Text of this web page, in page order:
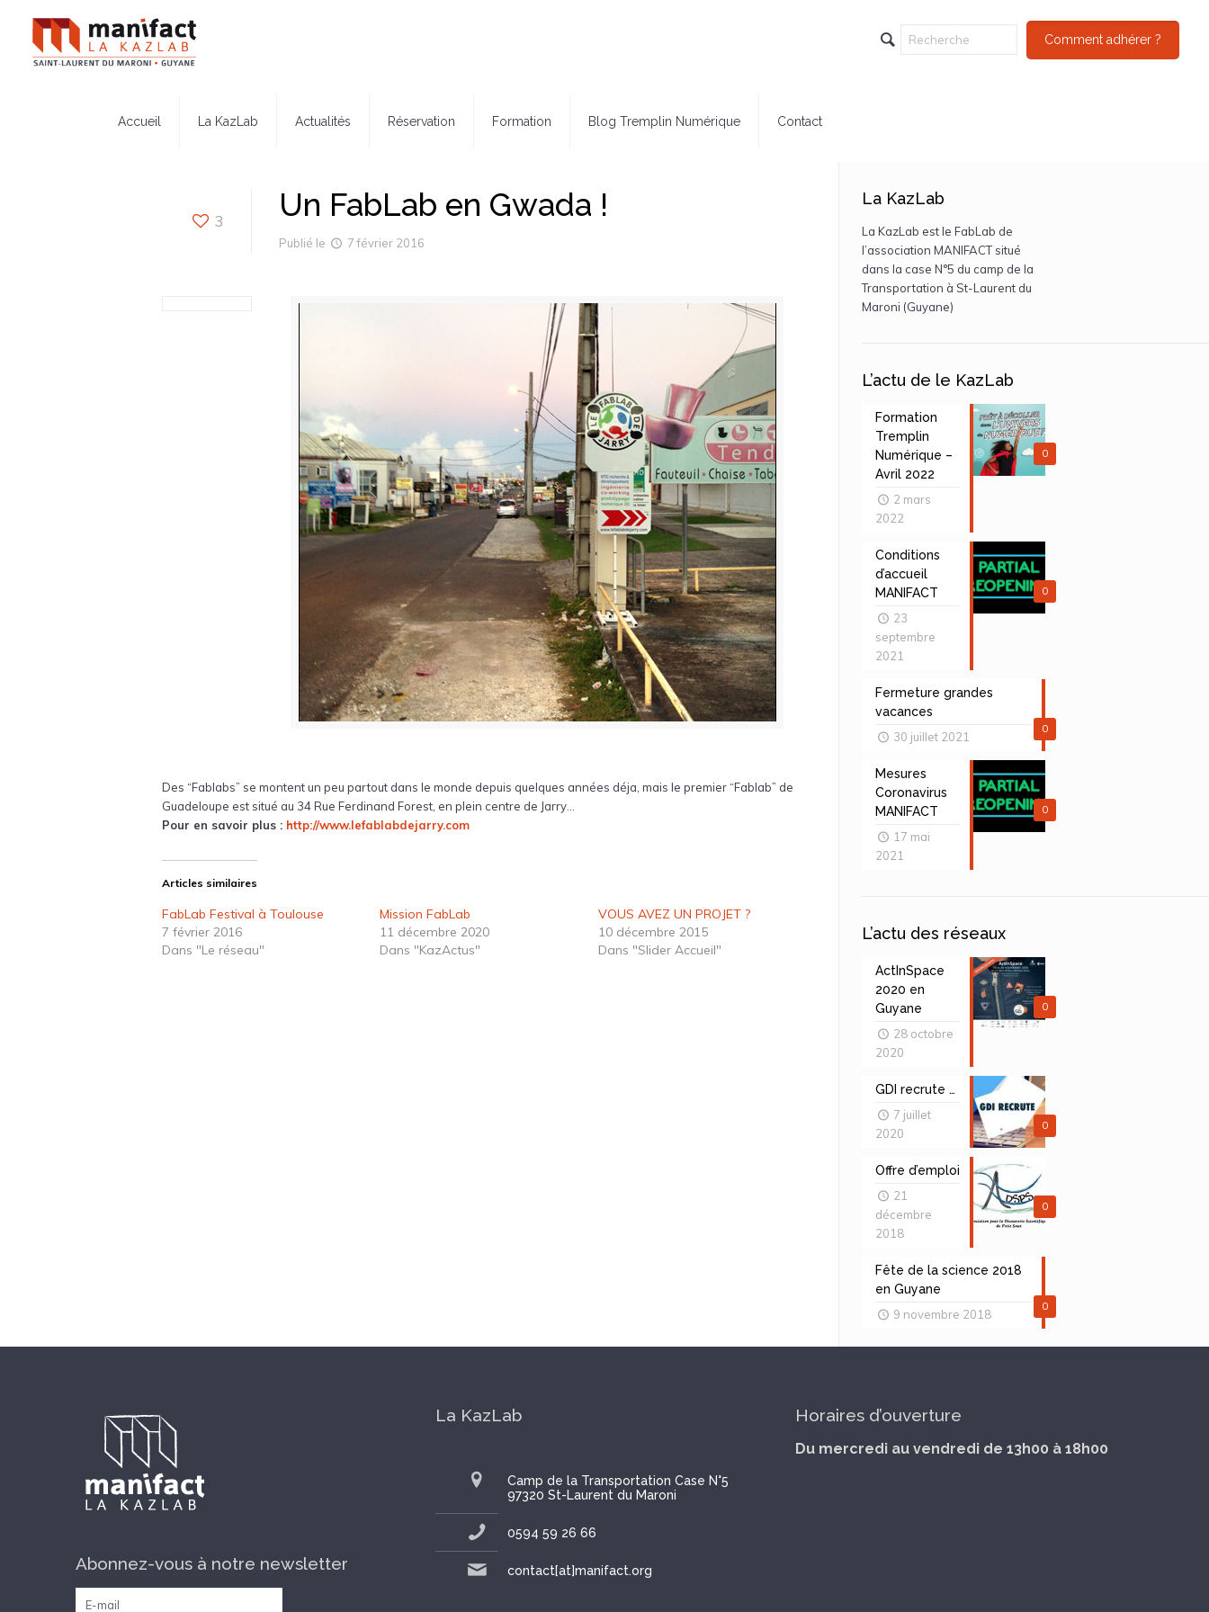
Accueil La KazLab Actualités Réservation Formation Blog Tremplin Numérique Contact
Comment adhérer ?
3 Un FabLab en Gwada !
Publié le 7 février 2016
Des “Fablabs” se montent un peu partout dans le monde depuis quelques années déja, mais le premier “Fablab” de
Guadeloupe est situé au 34 Rue Ferdinand Forest, en plein centre de Jarry…
Pour en savoir plus : http://www.lefablabdejarry.com
Articles similaires
FabLab Festival à Toulouse
7 février 2016
Dans "Le réseau"
Mission FabLab
11 décembre 2020
Dans "KazActus"
VOUS AVEZ UN PROJET ?
10 décembre 2015
Dans "Slider Accueil"
La KazLab
La KazLab est le FabLab de
l’association MANIFACT situé
dans la case N°5 du camp de la
Transportation à St-Laurent du
Maroni (Guyane)
L’actu de le KazLab
0
Formation
Tremplin
Numérique –
Avril 2022
2 mars
2022
0
Conditions
d’accueil
MANIFACT
23
septembre
2021
0
Fermeture grandes
vacances
30 juillet 2021
0
Mesures
Coronavirus
MANIFACT
17 mai
2021
L’actu des réseaux
0
ActInSpace
2020 en
Guyane
28 octobre
2020
0
GDI recrute …
7 juillet
2020
0
Offre d’emploi
21
décembre
2018
0
Fête de la science 2018
en Guyane
9 novembre 2018
Abonnez-vous à notre newsletter
La KazLab
Camp de la Transportation Case N°5
97320 St-Laurent du Maroni
0594 59 26 66
contact[at]manifact.org
Horaires d’ouverture
Du mercredi au vendredi de 13h00 à 18h00